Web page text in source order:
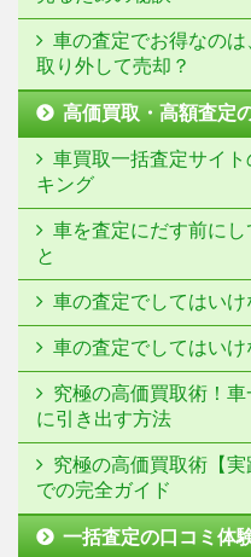
車の査定でお得なの
取り外して売却？
高価買取・高額査定
車買取一括査定サイ
キング
車を査定にだす前に
と
車の査定でしてはい
車の査定でしてはい
究極の高価買取術！
に引き出す方法
究極の高価買取術【
での完全ガイド
一括査定の口コミ体